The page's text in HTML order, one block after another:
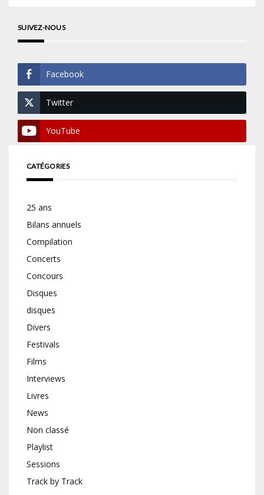
SUIVEZ-NOUS
Facebook
Twitter
YouTube
CATÉGORIES
25 ans
Bilans annuels
Compilation
Concerts
Concours
Disques
disques
Divers
Festivals
Films
Interviews
Livres
News
Non classé
Playlist
Sessions
Track by Track